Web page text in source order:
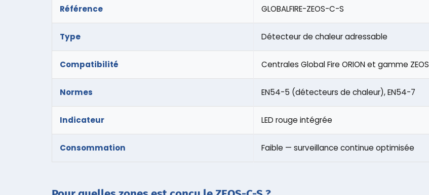
Référence GLOBALFIRE-ZEOS-C-S
Type Détecteur de chaleur adressable
Compatibilité Centrales Global Fire ORION et gamme ZEOS
Normes EN54-5 (détecteurs de chaleur), EN54-7
Indicateur LED rouge intégrée
Consommation Faible — surveillance continue optimisée